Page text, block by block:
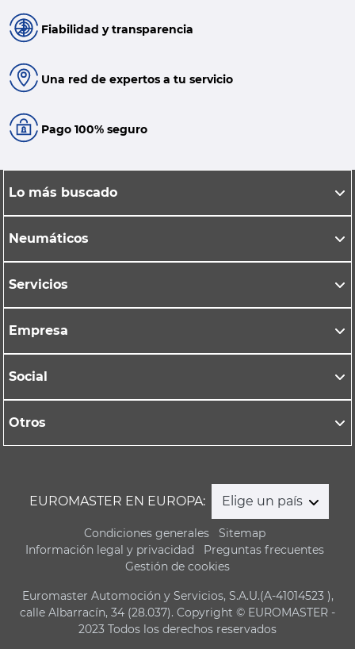
Fiabilidad y transparencia
Una red de expertos a tu servicio
Pago 100% seguro
Lo más buscado
Neumáticos
Servicios
Empresa
Social
Otros
EUROMASTER EN EUROPA: Elige un país
Condiciones generales
Sitemap
Información legal y privacidad
Preguntas frecuentes
Gestión de cookies
Euromaster Automoción y Servicios, S.A.U.(A-41014523 ),
calle Albarracín, 34 (28.037). Copyright © EUROMASTER -
2023 Todos los derechos reservados